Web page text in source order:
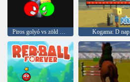
Piros golyó vs zöld király Kogama: D nap